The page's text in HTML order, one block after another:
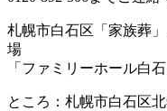
札幌市白石区「家族葬
場
「ファミリーホール白
ところ：札幌市白石区